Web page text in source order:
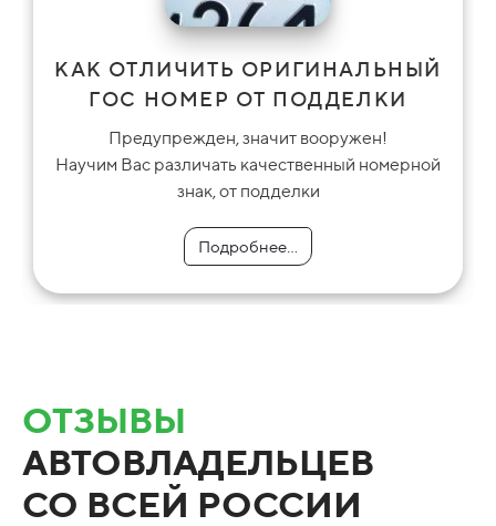
КАК ОТЛИЧИТЬ ОРИГИНАЛЬНЫЙ
ГОС НОМЕР ОТ ПОДДЕЛКИ
Предупрежден, значит вооружен!
Научим Вас различать качественный номерной
знак, от подделки
Подробнее...
Подробнее...
Подробнее...
Подробнее...
Подробнее...
ОТЗЫВЫ
АВТОВЛАДЕЛЬЦЕВ
СО ВСЕЙ РОССИИ